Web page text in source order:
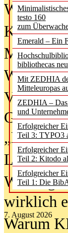
testo 160
zum
Emerald – Ein
bibliothecas
Mit ZEDHIA
Mitteleuropas
ZEDHIA –
und
Erfolgreicher
Teil 3: TYPO3
Erfolgreicher
Teil 2: Kitodo
Erfolgreicher
Teil 1: Die
7. August 2026
Was
Kinder in
Wenn
Von
„Library
Lesen
Wie
wirklich
Warum